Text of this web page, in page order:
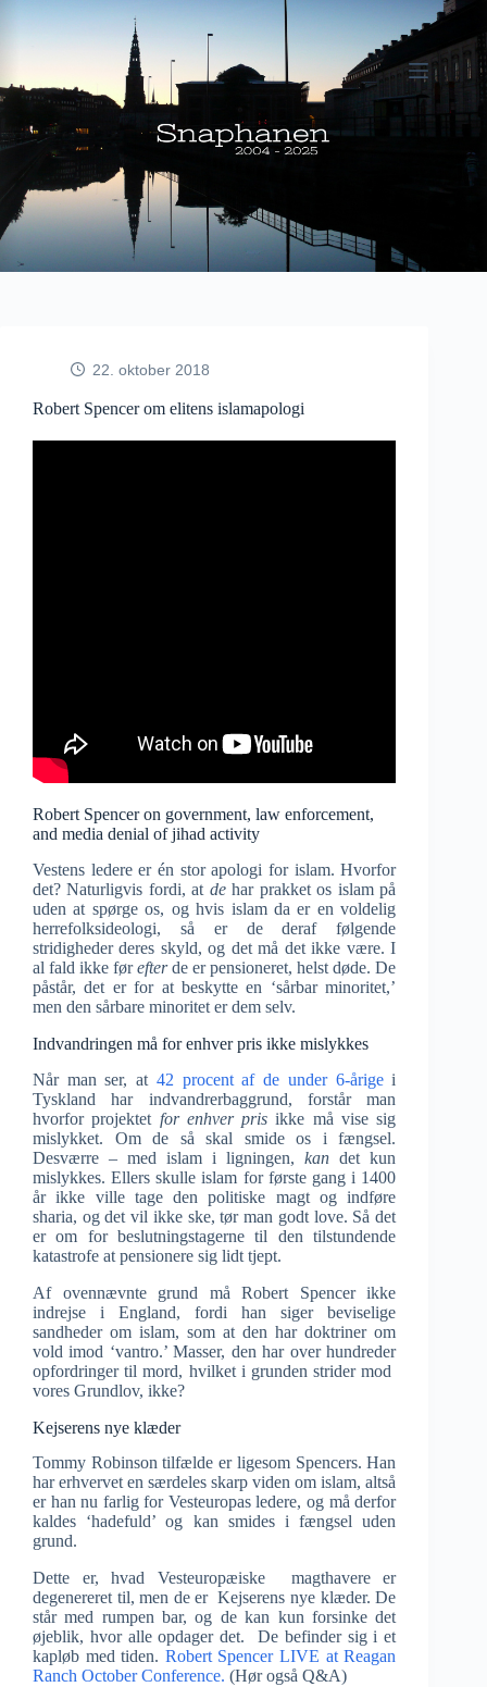
22. oktober 2018
Robert Spencer om elitens islamapologi
Robert Spencer on government, law enforcement,
and media denial of jihad activity
Vestens ledere er én stor apologi for islam. Hvorfor
det? Naturligvis fordi, at dehar prakket os islam på
uden at spørge os, og hvis islam da er en voldelig
herrefolksideologi, så er de deraf følgende
stridigheder deres skyld, og det må det ikke være. I
al fald ikke førefterde er pensioneret, helst døde. De
påstår, det er for at beskytte en ‘sårbar minoritet,’
men den sårbare minoritet er dem selv.
Indvandringen må for enhver pris ikke mislykkes
Når man ser, at 42 procent af de under 6-årigei
Tyskland har indvandrerbaggrund, forstår man
hvorfor projektet for enhver pris ikke må vise sig
mislykket. Om de så skal smide os i fængsel.
Desværre – med islam i ligningen, kan det kun
mislykkes. Ellers skulle islam for første gang i 1400
år ikke ville tage den politiske magt og indføre
sharia, og det vil ikke ske, tør man godt love. Så det
er om for beslutningstagerne til den tilstundende
katastrofe at pensionere sig lidt tjept.
Af ovennævnte grund må Robert Spencer ikke
indrejse i England, fordi han siger beviselige
sandheder om islam, som at den har doktriner om
vold imod ‘vantro.’ Masser, den har over hundreder
opfordringer til mord, hvilket i grunden strider mod
vores Grundlov, ikke?
Kejserens nye klæder
Tommy Robinson tilfælde er ligesom Spencers. Han
har erhvervet en særdeles skarp viden om islam, altså
er han nu farlig for Vesteuropas ledere, og må derfor
kaldes ‘hadefuld’ og kan smides i fængsel uden
grund.
Dette er, hvad Vesteuropæiske magthavere er
degenereret til, men de er Kejserens nye klæder. De
står med rumpen bar, og de kan kun forsinke det
øjeblik, hvor alle opdager det. De befinder sig i et
kapløb med tiden. Robert Spencer LIVE at Reagan
Ranch October Conference. (Hør også Q&A)